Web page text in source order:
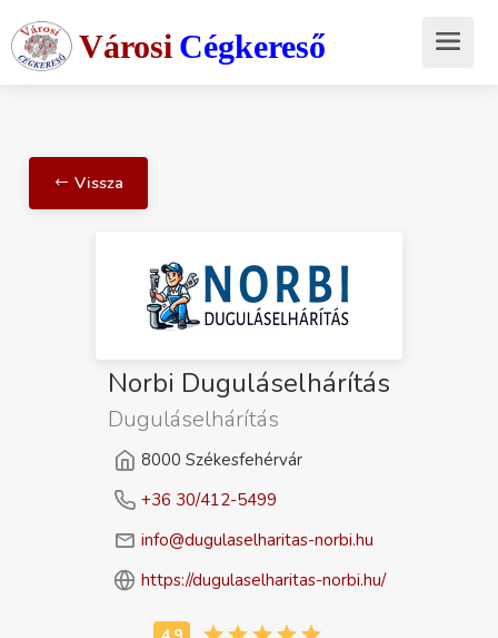
Városi Cégkereső
Vissza
Norbi Duguláselhárítás
Duguláselhárítás
8000 Székesfehérvár
+36 30/412-5499
info@dugulaselharitas-norbi.hu
https://dugulaselharitas-norbi.hu/